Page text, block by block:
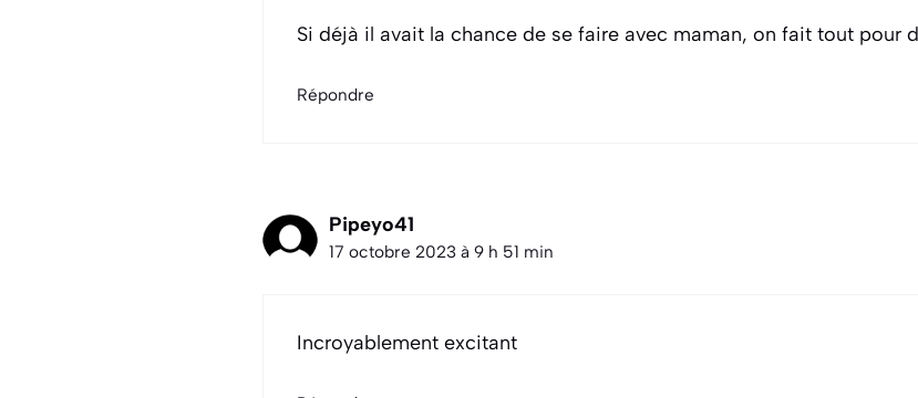
Si déjà il avait la chance de se faire avec maman, on fait tout pour
Répondre
Pipeyo41
17 octobre 2023 à 9 h 51 min
Incroyablement excitant